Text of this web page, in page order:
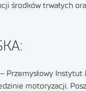
środków trwałych
Przemysłowy
motoryzacji.